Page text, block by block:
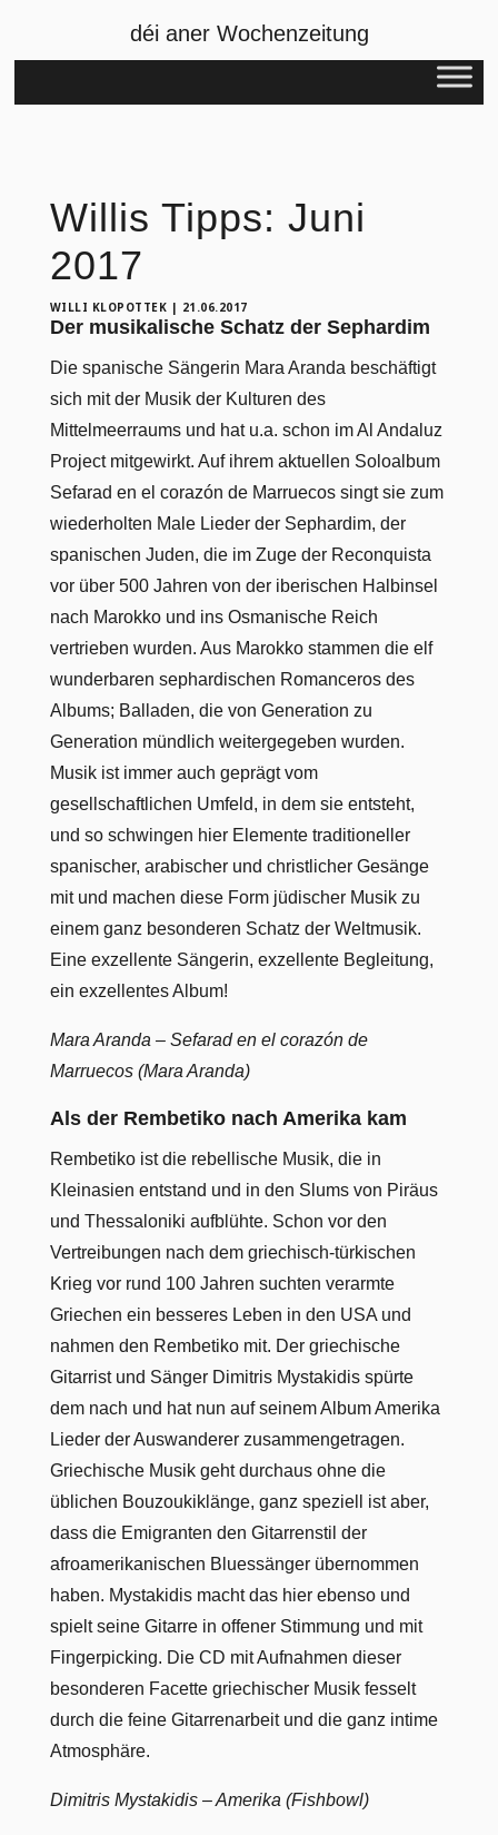
déi aner Wochenzeitung
Willis Tipps: Juni
2017
WILLI KLOPOTTEK | 21.06.2017
Der musikalische Schatz der Sephardim
Die spanische Sängerin Mara Aranda beschäftigt
sich mit der Musik der Kulturen des
Mittelmeerraums und hat u.a. schon im Al Andaluz
Project mitgewirkt. Auf ihrem aktuellen Soloalbum
Sefarad en el corazón de Marruecos singt sie zum
wiederholten Male Lieder der Sephardim, der
spanischen Juden, die im Zuge der Reconquista
vor über 500 Jahren von der iberischen Halbinsel
nach Marokko und ins Osmanische Reich
vertrieben wurden. Aus Marokko stammen die elf
wunderbaren sephardischen Romanceros des
Albums; Balladen, die von Generation zu
Generation mündlich weitergegeben wurden.
Musik ist immer auch geprägt vom
gesellschaftlichen Umfeld, in dem sie entsteht,
und so schwingen hier Elemente traditioneller
spanischer, arabischer und christlicher Gesänge
mit und machen diese Form jüdischer Musik zu
einem ganz besonderen Schatz der Weltmusik.
Eine exzellente Sängerin, exzellente Begleitung,
ein exzellentes Album!
Mara Aranda – Sefarad en el corazón de
Marruecos (Mara Aranda)
Als der Rembetiko nach Amerika kam
Rembetiko ist die rebellische Musik, die in
Kleinasien entstand und in den Slums von Piräus
und Thessaloniki aufblühte. Schon vor den
Vertreibungen nach dem griechisch-türkischen
Krieg vor rund 100 Jahren suchten verarmte
Griechen ein besseres Leben in den USA und
nahmen den Rembetiko mit. Der griechische
Gitarrist und Sänger Dimitris Mystakidis spürte
dem nach und hat nun auf seinem Album Amerika
Lieder der Auswanderer zusammengetragen.
Griechische Musik geht durchaus ohne die
üblichen Bouzoukiklänge, ganz speziell ist aber,
dass die Emigranten den Gitarrenstil der
afroamerikanischen Bluessänger übernommen
haben. Mystakidis macht das hier ebenso und
spielt seine Gitarre in offener Stimmung und mit
Fingerpicking. Die CD mit Aufnahmen dieser
besonderen Facette griechischer Musik fesselt
durch die feine Gitarrenarbeit und die ganz intime
Atmosphäre.
Dimitris Mystakidis – Amerika (Fishbowl)